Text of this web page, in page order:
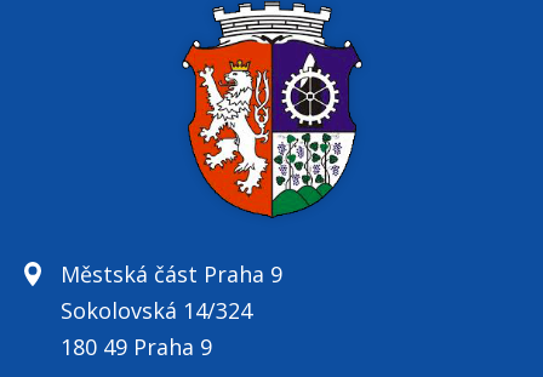
Městská část Praha 9
Sokolovská 14/324
180 49 Praha 9